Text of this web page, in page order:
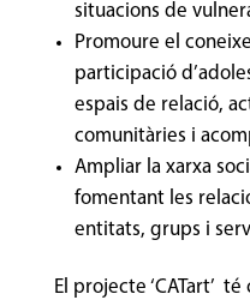
situacions de
Promoure el
participació
espais de relació,
comunitàries i
Ampliar la xarxa
fomentant les
entitats, grups i
El projecte ‘CATart’